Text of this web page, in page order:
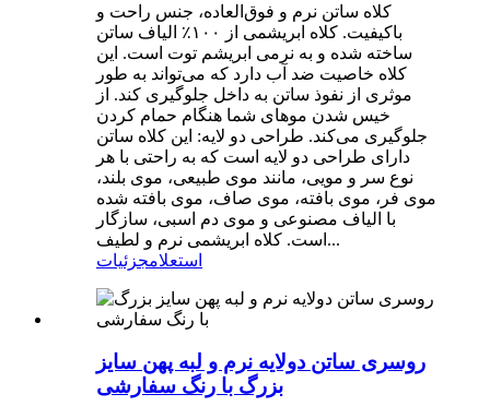
کلاه ساتن نرم و فوق‌العاده، جنس راحت و
باکیفیت. کلاه ابریشمی از ۱۰۰٪ الیاف ساتن
ساخته شده و به نرمی ابریشم توت است. این
کلاه خاصیت ضد آب دارد که می‌تواند به طور
موثری از نفوذ ساتن به داخل جلوگیری کند. از
خیس شدن موهای شما هنگام حمام کردن
جلوگیری می‌کند. طراحی دو لایه: این کلاه ساتن
دارای طراحی دو لایه است که به راحتی با هر
نوع سر و مویی، مانند موی طبیعی، موی بلند،
موی فر، موی بافته، موی صاف، موی بافته شده
با الیاف مصنوعی و موی دم اسبی، سازگار
است. کلاه ابریشمی نرم و لطیف...
استعلامجزئیات
روسری ساتن دولایه نرم و لبه پهن سایز
بزرگ با رنگ سفارشی